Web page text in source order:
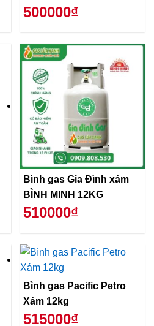
500000₫
Bình gas Gia Đình xám
BÌNH MINH 12KG
510000₫
Bình gas Pacific Petro
Xám 12kg
515000₫